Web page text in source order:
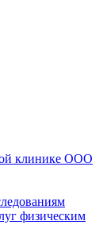
клинике ООО
физическим